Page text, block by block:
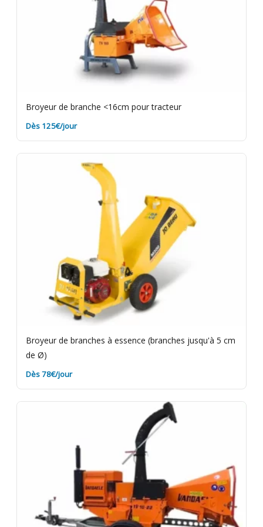
Broyeur de branche <16cm pour tracteur
Dès 125€/jour
Broyeur de branches à essence (branches jusqu'à 5 cm
de Ø)
Dès 78€/jour